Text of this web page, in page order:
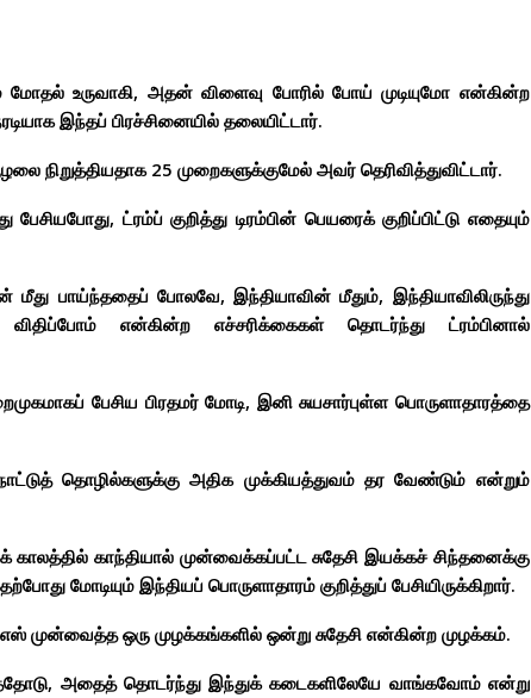
உருவாகி, அதன் விளைவு போரில் போய் முடியுமோ என்கின்ற
இந்தப் பிரச்சினையில் தலையிட்டார்.
நிறுத்தியதாக 25 முறைகளுக்குமேல் அவர் தெரிவித்துவிட்டார்.
ட்ரம்ப் குறித்து டிரம்பின் பெயரைக் குறிப்பிட்டு எதையும்
பாய்ந்ததைப் போலவே, இந்தியாவின் மீதும், இந்தியாவிலிருந்து
விதிப்போம் என்கின்ற எச்சரிக்கைகள் தொடர்ந்து ட்ரம்பினால்
பேசிய பிரதமர் மோடி, இனி சுயசார்புள்ள பொருளாதாரத்தை
தொழில்களுக்கு அதிக முக்கியத்துவம் தர வேண்டும் என்றும்
காந்தியால் முன்வைக்கப்பட்ட சுதேசி இயக்கச் சிந்தனைக்கு
மோடியும் இந்தியப் பொருளாதாரம் குறித்துப் பேசியிருக்கிறார்.
முன்வைத்த ஒரு முழக்கங்களில் ஒன்று சுதேசி என்கின்ற முழக்கம்.
அதைத் தொடர்ந்து இந்துக் கடைகளிலேயே வாங்கவோம் என்று